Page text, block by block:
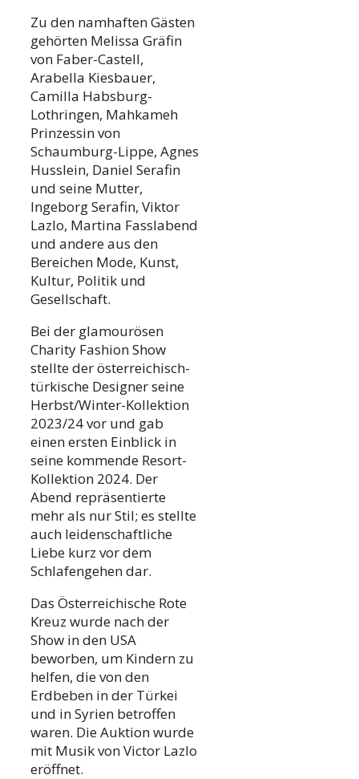
Zu den namhaften Gästen
gehörten Melissa Gräfin
von Faber-Castell,
Arabella Kiesbauer,
Camilla Habsburg-
Lothringen, Mahkameh
Prinzessin von
Schaumburg-Lippe, Agnes
Husslein, Daniel Serafin
und seine Mutter,
Ingeborg Serafin, Viktor
Lazlo, Martina Fasslabend
und andere aus den
Bereichen Mode, Kunst,
Kultur, Politik und
Gesellschaft.
Bei der glamourösen
Charity Fashion Show
stellte der österreichisch-
türkische Designer seine
Herbst/Winter-Kollektion
2023/24 vor und gab
einen ersten Einblick in
seine kommende Resort-
Kollektion 2024. Der
Abend repräsentierte
mehr als nur Stil; es stellte
auch leidenschaftliche
Liebe kurz vor dem
Schlafengehen dar.
Das Österreichische Rote
Kreuz wurde nach der
Show in den USA
beworben, um Kindern zu
helfen, die von den
Erdbeben in der Türkei
und in Syrien betroffen
waren. Die Auktion wurde
mit Musik von Victor Lazlo
eröffnet.